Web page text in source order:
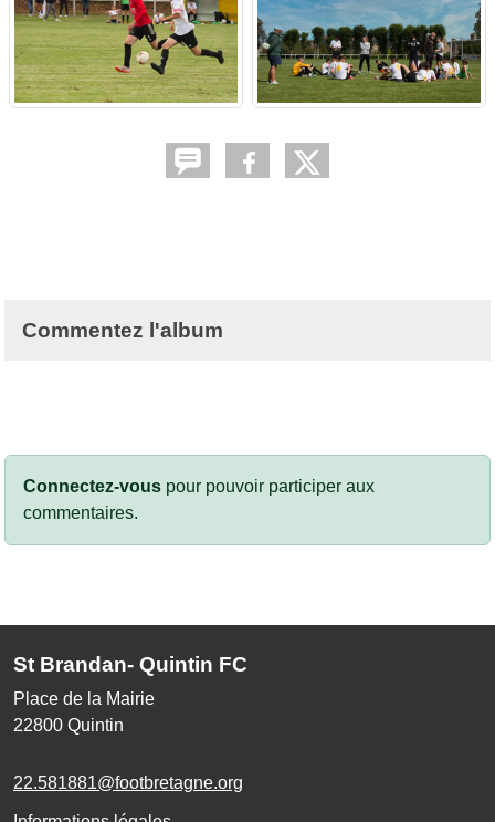
Commentez l'album
Connectez-vous pour pouvoir participer aux
commentaires.
St Brandan- Quintin FC
Place de la Mairie
22800 Quintin
22.581881@footbretagne.org